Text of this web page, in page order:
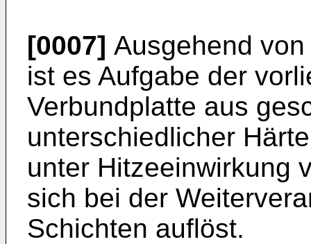
[0007] Ausgehend
ist es Aufgabe der
Verbundplatte aus
unterschiedlicher
unter Hitzeeinwirkung
sich bei der
Schichten auflöst.